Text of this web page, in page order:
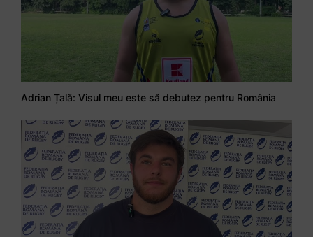
Adrian Țală: Visul meu este să debutez pentru România